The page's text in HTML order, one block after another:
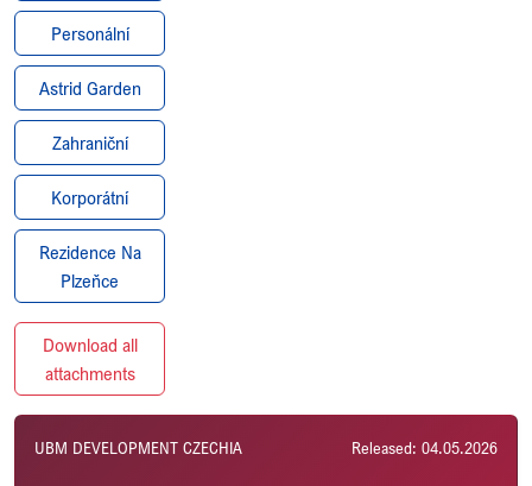
Personální
Astrid Garden
Zahraniční
Korporátní
Rezidence Na
Plzeňce
Download all
attachments
UBM DEVELOPMENT CZECHIA Released: 04.05.2026